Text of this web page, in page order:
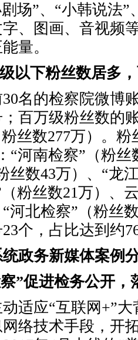
场”、“小韩说法”
、图画、音视频
量。
以下粉丝数居多
的检察院微博
百万级粉丝数的
丝数277万）。粉
“河南检察”（粉丝
丝数43万）、“龙
粉丝数21万）、
“河北检察”（粉丝
个，占比达到约
统政务新媒体案例
”促进检务公开，
应“互联网+”大
络技术手段，开